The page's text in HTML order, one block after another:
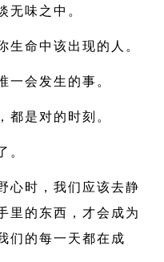
味之中。
命中该出现的人。
会发生的事。
是对的时刻。
心时，我们应该去静
里的东西，才会成为
们的每一天都在成